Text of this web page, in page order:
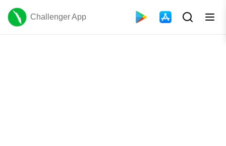
Challenger App